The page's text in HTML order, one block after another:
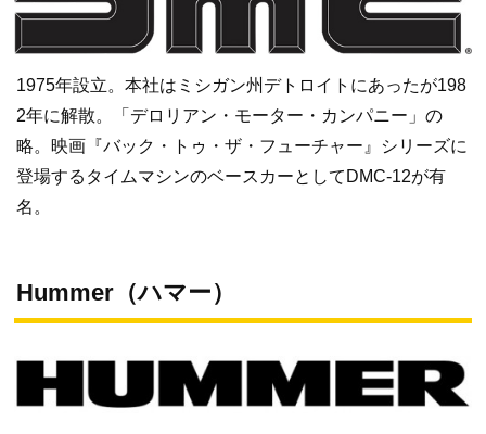
1975年設立。本社はミシガン州デトロイトにあったが198
2年に解散。「デロリアン・モーター・カンパニー」の
略。映画『バック・トゥ・ザ・フューチャー』シリーズに
登場するタイムマシンのベースカーとしてDMC-12が有
名。
Hummer（ハマー）